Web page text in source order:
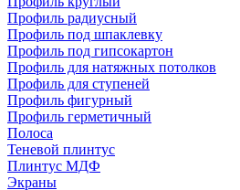
Профиль радиусный
Профиль под шпаклевку
Профиль под гипсокартон
Профиль для натяжных потолков
Профиль для ступеней
Профиль фигурный
Профиль герметичный
Полоса
Теневой плинтус
Плинтус МДФ
Экраны